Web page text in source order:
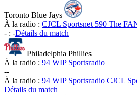
Toronto Blue Jays
À la radio : CJCL Sportsnet 590 The
- : -Détails du match
Philadelphia Phillies
À la radio : 94 WIP Sportsradio
--
À la radio : 94 WIP Sportsradio CJCL
Détails du match